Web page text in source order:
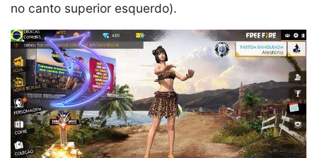
no canto superior esquerdo).